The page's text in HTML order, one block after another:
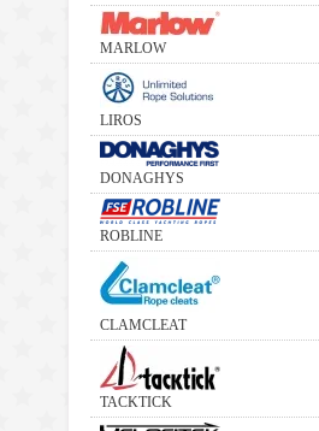
MARLOW
LIROS
DONAGHYS
ROBLINE
CLAMCLEAT
TACKTICK